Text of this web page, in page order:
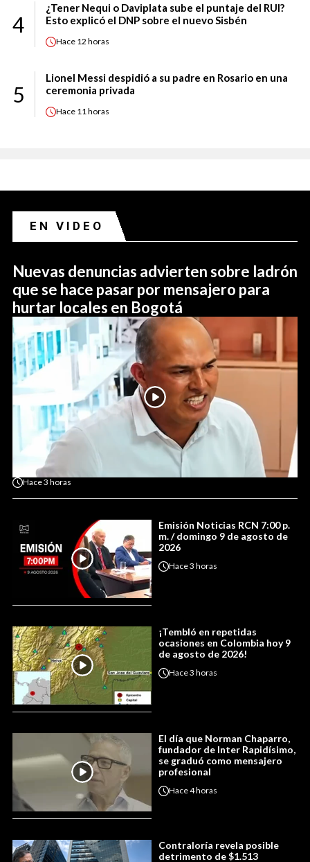
4
¿Tener Nequi o Daviplata sube el puntaje del RUI?
Esto explicó el DNP sobre el nuevo Sisbén
Hace 12 horas
5
Lionel Messi despidió a su padre en Rosario en una
ceremonia privada
Hace 11 horas
EN VIDEO
Nuevas denuncias advierten sobre ladrón
que se hace pasar por mensajero para
hurtar locales en Bogotá
Hace3 horas
Emisión Noticias RCN 7:00 p.
m. / domingo 9 de agosto de
2026
Hace3 horas
¡Tembló en repetidas
ocasiones en Colombia hoy 9
de agosto de 2026!
Hace3 horas
El día que Norman Chaparro,
fundador de Inter Rapidísimo,
se graduó como mensajero
profesional
Hace4 horas
Contraloría revela posible
detrimento de $1.513